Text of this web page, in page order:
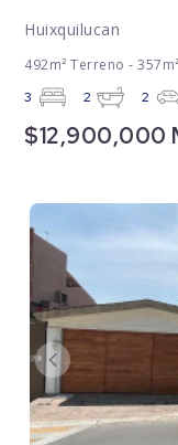
Huixquilucan
492m² Terreno -
3 2 2
$12,900,000